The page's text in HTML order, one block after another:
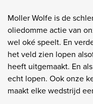
Moller Wolfe is de
oliedomme actie van
wel oké speelt. En
het veld zien lopen
heeft uitgemaakt. En
echt lopen. Ook onze
maakt elke wedstrijd